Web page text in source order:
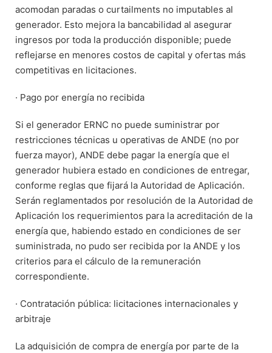
acomodan paradas o curtailments no imputables al
generador. Esto mejora la bancabilidad al asegurar
ingresos por toda la producción disponible; puede
reflejarse en menores costos de capital y ofertas más
competitivas en licitaciones.
· Pago por energía no recibida
Si el generador ERNC no puede suministrar por
restricciones técnicas u operativas de ANDE (no por
fuerza mayor), ANDE debe pagar la energía que el
generador hubiera estado en condiciones de entregar,
conforme reglas que fijará la Autoridad de Aplicación.
Serán reglamentados por resolución de la Autoridad de
Aplicación los requerimientos para la acreditación de la
energía que, habiendo estado en condiciones de ser
suministrada, no pudo ser recibida por la ANDE y los
criterios para el cálculo de la remuneración
correspondiente.
· Contratación pública: licitaciones internacionales y
arbitraje
La adquisición de compra de energía por parte de la